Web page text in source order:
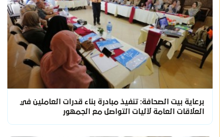
برعاية بيت الصحافة: تنفيذ مبادرة بناء قدرات العاملين في
العلاقات العامة لآليات التواصل مع الجمهور